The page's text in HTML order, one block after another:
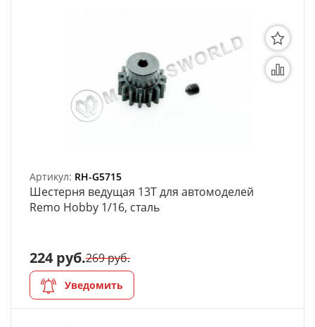
Артикул: RH-G5715
Шестерня ведущая 13T для автомоделей
Remo Hobby 1/16, сталь
224 руб.269 руб.
Уведомить